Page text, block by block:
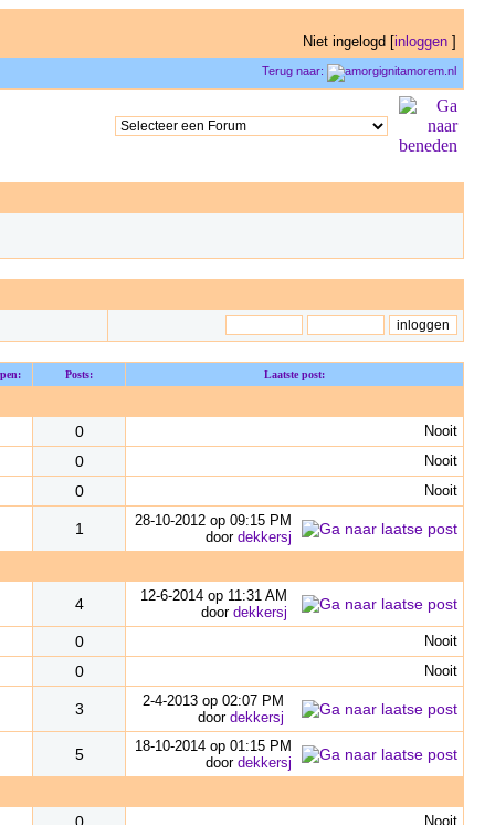
Niet ingelogd [inloggen ]
Terug naar:
Posts: Laatste post:
0 Nooit
0 Nooit
0 Nooit
1
28-10-2012 op 09:15 PM
door dekkersj
4
12-6-2014 op 11:31 AM
door dekkersj
0 Nooit
0 Nooit
3
2-4-2013 op 02:07 PM
door dekkersj
5
18-10-2014 op 01:15 PM
door dekkersj
Nooit